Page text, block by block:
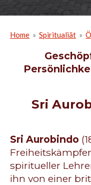
Home » Spiritualiät »
Sri
Sri Aurobindo
spiritueller
ihn von einer